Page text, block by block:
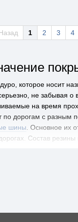
которое носит
не забывая
на время
по дорогам с
шины . Основное их
Состав
1 2 3 4